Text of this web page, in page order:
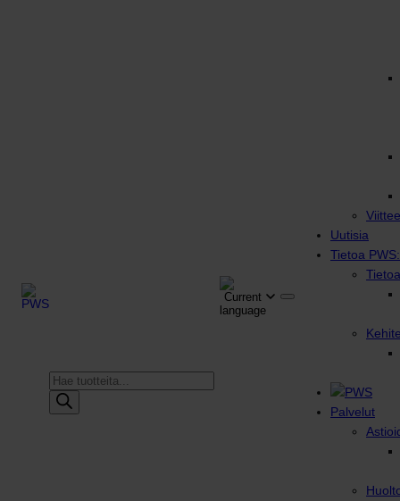
Products
search
Uutisia
Tietoa
Palvelut